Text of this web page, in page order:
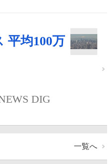
平均100万
DIG
一覧へ